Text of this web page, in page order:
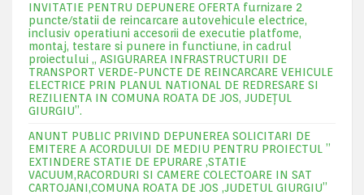
INVITATIE PENTRU DEPUNERE OFERTA furnizare 2
puncte/statii de reincarcare autovehicule electrice,
inclusiv operatiuni accesorii de executie platfome,
montaj, testare si punere in functiune, in cadrul
proiectului „ ASIGURAREA INFRASTRUCTURII DE
TRANSPORT VERDE-PUNCTE DE REINCARCARE VEHICULE
ELECTRICE PRIN PLANUL NATIONAL DE REDRESARE SI
REZILIENTA IN COMUNA ROATA DE JOS, JUDEŢUL
GIURGIU”.
ANUNT PUBLIC PRIVIND DEPUNEREA SOLICITARI DE
EMITERE A ACORDULUI DE MEDIU PENTRU PROIECTUL ”
EXTINDERE STATIE DE EPURARE ,STATIE
VACUUM,RACORDURI SI CAMERE COLECTOARE IN SAT
CARTOJANI,COMUNA ROATA DE JOS ,JUDETUL GIURGIU”